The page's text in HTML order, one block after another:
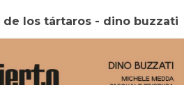
los tártaros - dino buzzati